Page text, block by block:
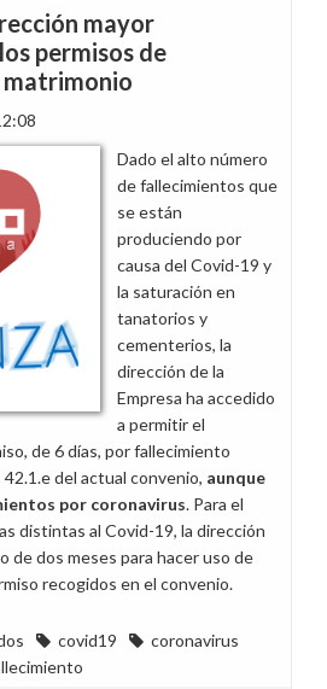
mayor
permisos de
Dado el alto número
de fallecimientos que
se están
produciendo por
causa del Covid-19 y
la saturación en
tanatorios y
cementerios, la
dirección de la
Empresa ha accedido
a permitir el
de 6 días, por fallecimiento
del actual convenio, aunque
por coronavirus. Para el
distintas al Covid-19, la dirección
de dos meses para hacer uso de
recogidos en el convenio.
covid19
coronavirus